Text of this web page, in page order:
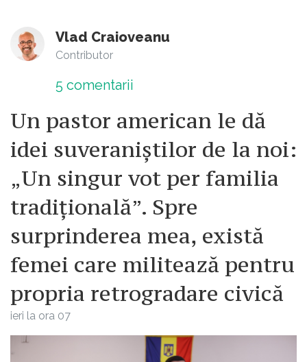
Vlad Craioveanu
Contributor
5 comentarii
Un pastor american le dă
idei suveraniștilor de la noi:
„Un singur vot per familia
tradițională”. Spre
surprinderea mea, există
femei care militează pentru
propria retrogradare civică
ieri la ora 07